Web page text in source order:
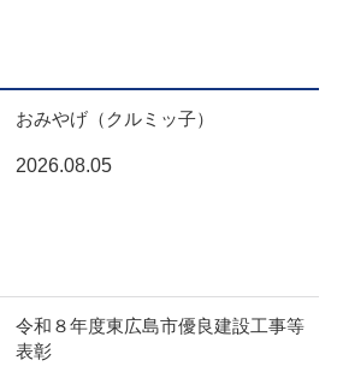
おみやげ（クルミッ子）
2026.08.05
令和８年度東広島市優良建設工事等
表彰